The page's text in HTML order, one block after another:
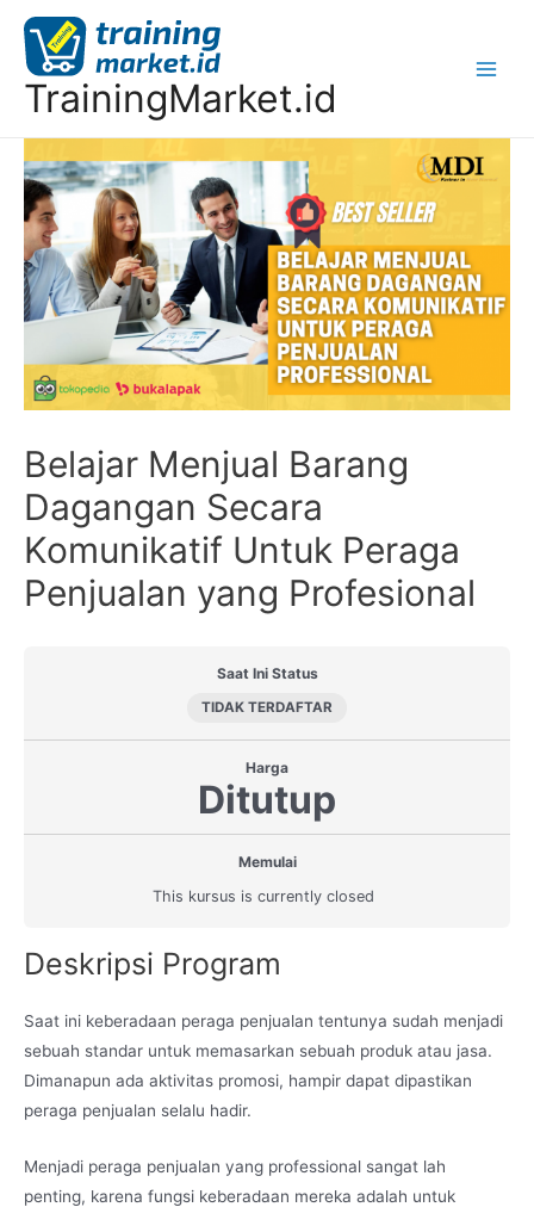
TrainingMarket.id
Belajar Menjual Barang
Dagangan Secara
Komunikatif Untuk Peraga
Penjualan yang Profesional
Saat Ini Status
TIDAK TERDAFTAR
Harga
Ditutup
Memulai
This kursus is currently closed
Deskripsi Program
Saat ini keberadaan peraga penjualan tentunya sudah menjadi
sebuah standar untuk memasarkan sebuah produk atau jasa.
Dimanapun ada aktivitas promosi, hampir dapat dipastikan
peraga penjualan selalu hadir.
Menjadi peraga penjualan yang professional sangat lah
penting, karena fungsi keberadaan mereka adalah untuk